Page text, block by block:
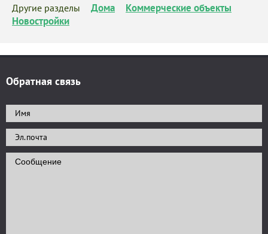
Другие разделы Дома
Коммерческие объекты
Новостройки
Обратная связь